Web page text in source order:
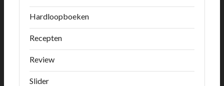
Hardloopboeken
Recepten
Review
Slider